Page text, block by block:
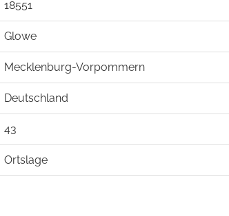
18551
Glowe
Mecklenburg-Vorpommern
Deutschland
43
Ortslage